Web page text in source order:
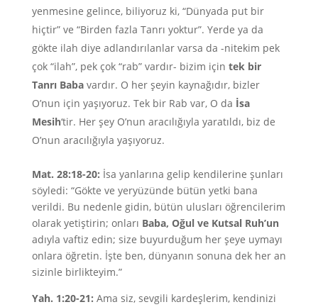
yenmesine gelince, biliyoruz ki, “Dünyada put bir
hiçtir” ve “Birden fazla Tanrı yoktur”. Yerde ya da
gökte ilah diye adlandırılanlar varsa da -nitekim pek
çok “ilah”, pek çok “rab” vardır- bizim için tek bir
Tanrı Babavardır. O her şeyin kaynağıdır, bizler
O’nun için yaşıyoruz. Tek bir Rab var, O da İsa
Mesih‘tir. Her şey O’nun aracılığıyla yaratıldı, biz de
O’nun aracılığıyla yaşıyoruz.
Mat. 28:18-20: İsa yanlarına gelip kendilerine şunları
söyledi: “Gökte ve yeryüzünde bütün yetki bana
verildi. Bu nedenle gidin, bütün ulusları öğrencilerim
olarak yetiştirin; onları Baba, Oğul ve Kutsal Ruh’un
adıyla vaftiz edin; size buyurduğum her şeye uymayı
onlara öğretin. İşte ben, dünyanın sonuna dek her an
sizinle birlikteyim.”
Yah. 1:20-21: Ama siz, sevgili kardeşlerim, kendinizi